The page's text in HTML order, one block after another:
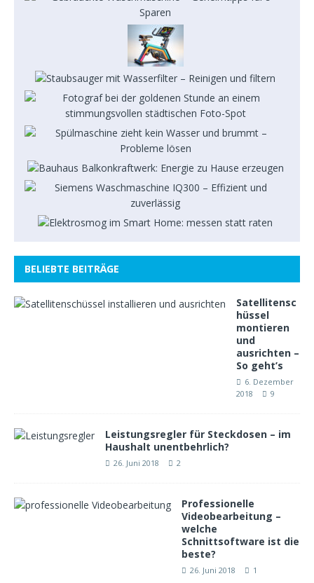
BELIEBTE BEITRÄGE
Satellitensc
hüssel
montieren
und
ausrichten –
So geht’s
6. Dezember
2018
9
Leistungsregler für Steckdosen – im
Haushalt unentbehrlich?
26. Juni 2018 2
Professionelle
Videobearbeitung –
welche
Schnittsoftware ist die
beste?
26. Juni 2018 1